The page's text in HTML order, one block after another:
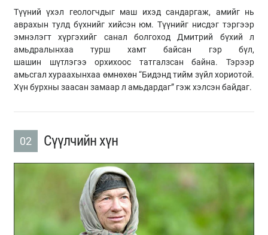
Түүний үхэл геологчдыгмаш ихэд сандаргаж, амийг нь
аврахын тулд бүхнийг хийсэн юм. Түүнийг нисдэг тэргээр
эмнэлэгт хүргэхийг санал болгоход Дмитрий бүхий л
амьдралынхаа турш хамт байсан гэр бүл,
шашин шүтлэгээ орхихоос татгалзсан байна. Тэрээр
амьсгал хураахынхаа өмнөхөн “Бидэнд тийм зүйл хориотой.
Хүн бурхны заасан замаар л амьдардаг” гэж хэлсэн байдаг.
02 Сүүлчийн хүн